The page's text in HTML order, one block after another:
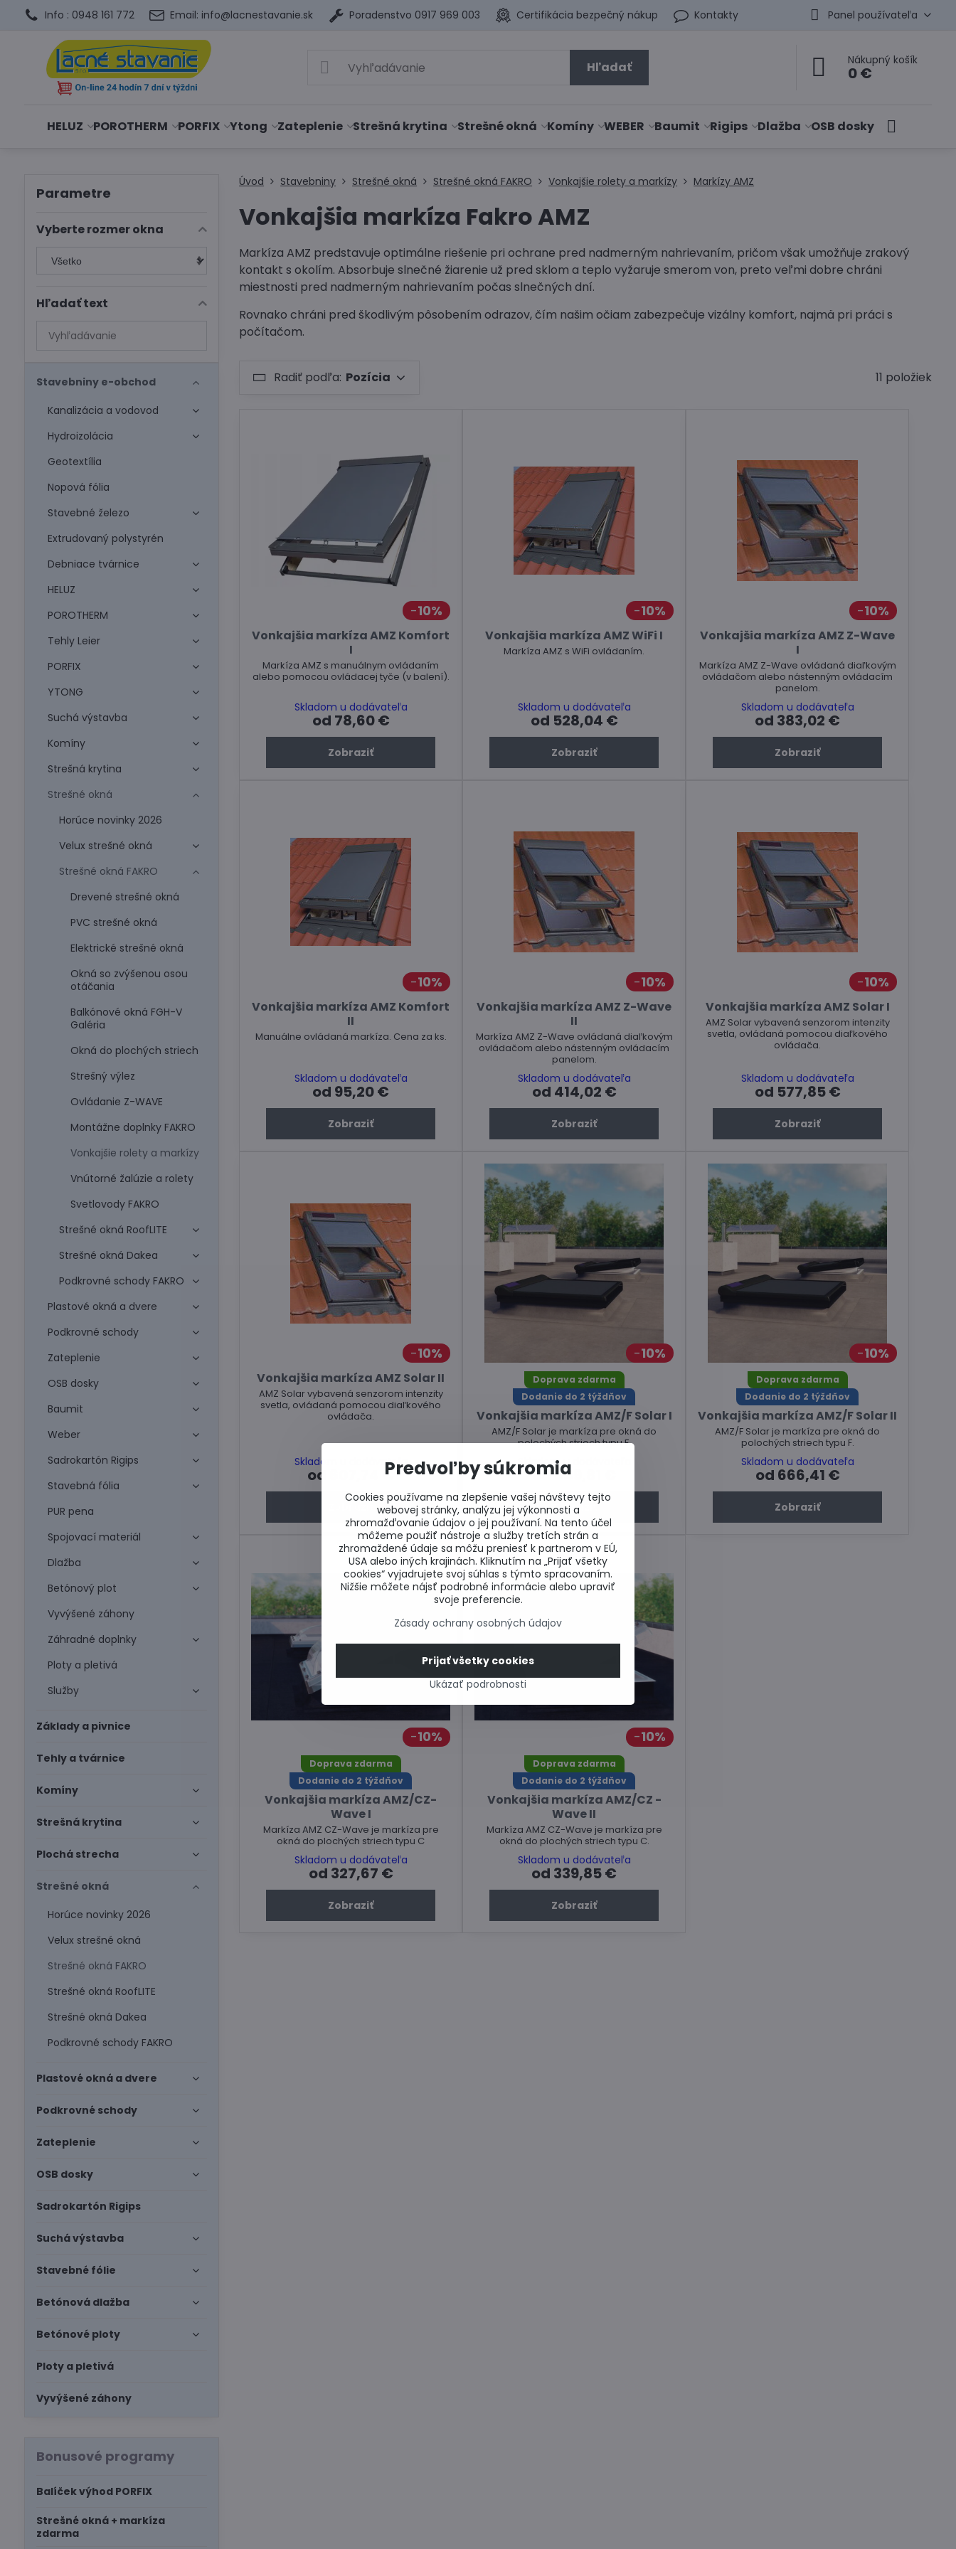
Info : 0948 161 772 Email: info@lacnestavanie.sk Poradenstvo 0917 969 003 Certifikácia bezpečný nákup Kontakty Panel používateľa
Hľadať Nákupný košík
0 €
HELUZ POROTHERM PORFIX Ytong Zateplenie Strešná krytina Strešné okná Komíny WEBER Baumit Rigips Dlažba OSB dosky
Úvod Stavebniny Strešné okná Strešné okná FAKRO Vonkajšie rolety a markízy Markízy AMZ
Vonkajšia markíza Fakro AMZ
Markíza AMZ predstavuje optimálne riešenie pri ochrane pred nadmerným nahrievaním, pričom však umožňuje zrakový
kontakt s okolím. Absorbuje slnečné žiarenie už pred sklom a teplo vyžaruje smerom von, preto veľmi dobre chráni
miestnosti pred nadmerným nahrievaním počas slnečných dní.
Rovnako chráni pred škodlivým pôsobením odrazov, čím našim očiam zabezpečuje vizálny komfort, najmä pri práci s
počítačom.
Radiť podľa: Pozícia 11 položiek
10%
Vonkajšia markíza AMZ Komfort
I
Markíza AMZ s manuálnym ovládaním
alebo pomocou ovládacej tyče (v balení).
Skladom u dodávateľa
od 78,60 €
Zobraziť
10%
Vonkajšia markíza AMZ WiFi I
Markíza AMZ s WiFi ovládaním.
Skladom u dodávateľa
od 528,04 €
Zobraziť
10%
Vonkajšia markíza AMZ Z-Wave
I
Markíza AMZ Z-Wave ovládaná diaľkovým
ovládačom alebo nástenným ovládacím
panelom.
Skladom u dodávateľa
od 383,02 €
Zobraziť
10%
Vonkajšia markíza AMZ Komfort
II
Manuálne ovládaná markíza. Cena za ks.
Skladom u dodávateľa
od 95,20 €
Zobraziť
10%
Vonkajšia markíza AMZ Z-Wave
II
Markíza AMZ Z-Wave ovládaná diaľkovým
ovládačom alebo nástenným ovládacím
panelom.
Skladom u dodávateľa
od 414,02 €
Zobraziť
10%
Vonkajšia markíza AMZ Solar I
AMZ Solar vybavená senzorom intenzity
svetla, ovládaná pomocou diaľkového
ovládača.
Skladom u dodávateľa
od 577,85 €
Zobraziť
10%
Vonkajšia markíza AMZ Solar II
AMZ Solar vybavená senzorom intenzity
svetla, ovládaná pomocou diaľkového
ovládača.
Skladom u dodávateľa
od 607,74 €
10%
Doprava zdarma
Dodanie do 2 týždňov
Vonkajšia markíza AMZ/F Solar I
AMZ/F Solar je markíza pre okná do
polochých striech typu F.
Skladom u dodávateľa
od 649,81 €
Zobraziť
10%
Doprava zdarma
Dodanie do 2 týždňov
Vonkajšia markíza AMZ/F Solar II
AMZ/F Solar je markíza pre okná do
polochých striech typu F.
Skladom u dodávateľa
od 666,41 €
Zobraziť
10%
Doprava zdarma
Dodanie do 2 týždňov
Vonkajšia markíza AMZ/CZ-
Wave I
Markíza AMZ CZ-Wave je markíza pre
okná do plochých striech typu C
Skladom u dodávateľa
od 327,67 €
Zobraziť
10%
Doprava zdarma
Dodanie do 2 týždňov
Vonkajšia markíza AMZ/CZ -
Wave II
Markíza AMZ CZ-Wave je markíza pre
okná do plochých striech typu C.
Skladom u dodávateľa
od 339,85 €
Zobraziť
Parametre
Vyberte rozmer okna
Hľadať text
Prehľadať
výsledky
fulltextom
Stavebniny e-obchod
Kanalizácia a vodovod
Hydroizolácia
Geotextília
Nopová fólia
Stavebné železo
Extrudovaný polystyrén
Debniace tvárnice
HELUZ
POROTHERM
Tehly Leier
PORFIX
YTONG
Suchá výstavba
Komíny
Strešná krytina
Strešné okná
Horúce novinky 2026
Velux strešné okná
Strešné okná FAKRO
Drevené strešné okná
PVC strešné okná
Elektrické strešné okná
Okná so zvýšenou osou
otáčania
Balkónové okná FGH-V
Galéria
Okná do plochých striech
Strešný výlez
Ovládanie Z-WAVE
Montážne doplnky FAKRO
Vonkajšie rolety a markízy
Vnútorné žalúzie a rolety
Svetlovody FAKRO
Strešné okná RoofLITE
Strešné okná Dakea
Podkrovné schody FAKRO
Plastové okná a dvere
Podkrovné schody
Zateplenie
OSB dosky
Baumit
Weber
Sadrokartón Rigips
Stavebná fólia
PUR pena
Spojovací materiál
Dlažba
Betónový plot
Vyvýšené záhony
Záhradné doplnky
Ploty a pletivá
Služby
Základy a pivnice
Tehly a tvárnice
Komíny
Strešná krytina
Plochá strecha
Strešné okná
Horúce novinky 2026
Velux strešné okná
Strešné okná FAKRO
Strešné okná RoofLITE
Strešné okná Dakea
Podkrovné schody FAKRO
Plastové okná a dvere
Podkrovné schody
Zateplenie
OSB dosky
Sadrokartón Rigips
Suchá výstavba
Stavebné fólie
Betónová dlažba
Betónové ploty
Ploty a pletivá
Vyvýšené záhony
Bonusové programy
Balíček výhod PORFIX
Strešné okná + markíza
zdarma
Predvoľby súkromia
Cookies používame na zlepšenie vašej návštevy tejto
webovej stránky, analýzu jej výkonnosti a
zhromažďovanie údajov o jej používaní. Na tento účel
môžeme použiť nástroje a služby tretích strán a
zhromaždené údaje sa môžu preniesť k partnerom v EÚ,
USA alebo iných krajinách. Kliknutím na „Prijať všetky
cookies“ vyjadrujete svoj súhlas s týmto spracovaním.
Nižšie môžete nájsť podrobné informácie alebo upraviť
svoje preferencie.
Zásady ochrany osobných údajov
Ukázať podrobnosti
Prijať všetky cookies